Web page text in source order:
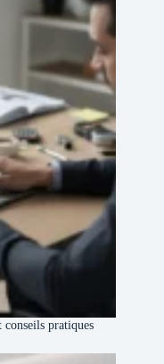
pratiques